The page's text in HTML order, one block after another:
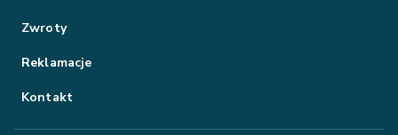
Zwroty
Reklamacje
Kontakt